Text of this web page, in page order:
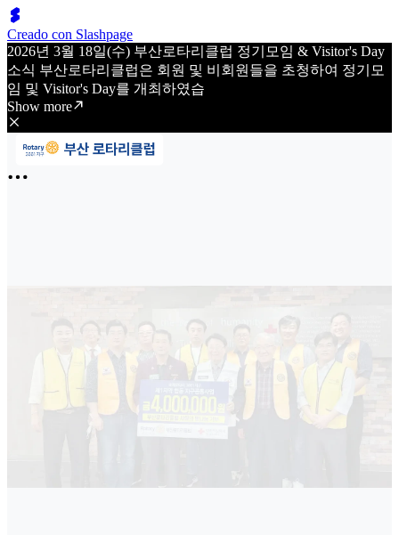
Creado con Slashpage
2026년 3월 18일(수) 부산로타리클럽 정기모임 & Visitor's Day
소식 부산로타리클럽은 회원 및 비회원들을 초청하여 정기모
임 및 Visitor's Day를 개최하였습
Show more